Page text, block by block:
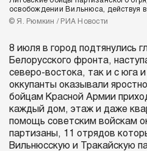
освобождении Вильнюса, действуя в
© Я. Рюмкин / РИА Новости
8 июля в город подтянулись
Белорусского фронта,
северо-востока, так и с юга
оккупанты оказывали
бойцам Красной Армии
каждый дом, этаж и даже
помощь советским войскам
партизаны, 11 отрядов
Вильнюсскую и Тракайскую